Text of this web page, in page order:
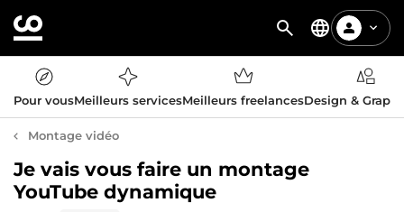
Pour vousMeilleurs servicesMeilleurs freelancesDesign &
Montage vidéo
Je vais vous faire un montage
YouTube dynamique